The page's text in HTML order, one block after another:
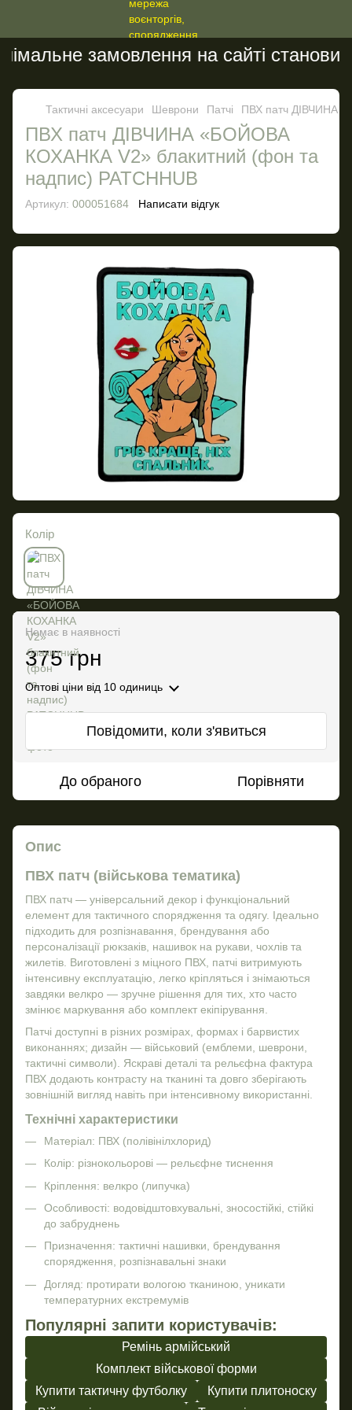
замовлення на сайті становить
Тактичні аксесуари Шеврони Патчі ПВХ патч ДІВЧИНА
ПВХ патч ДІВЧИНА «БОЙОВА
КОХАНКА V2» блакитний (фон та
надпис) PATCHHUB
Артикул: 000051684 Написати відгук
Колір
Немає в наявності
375 грн
Оптові ціни від 10 одиниць
Повідомити, коли з'явиться
До обраного Порівняти
Опис
ПВХ патч (військова тематика)
ПВХ патч — універсальний декор і функціональний
елемент для тактичного спорядження та одягу. Ідеально
підходить для розпізнавання, брендування або
персоналізації рюкзаків, нашивок на рукави, чохлів та
жилетів. Виготовлені з міцного ПВХ, патчі витримують
інтенсивну експлуатацію, легко кріпляться і знімаються
завдяки велкро — зручне рішення для тих, хто часто
змінює маркування або комплект екіпірування.
Патчі доступні в різних розмірах, формах і барвистих
виконаннях; дизайн — військовий (емблеми, шеврони,
тактичні символи). Яскраві деталі та рельєфна фактура
ПВХ додають контрасту на тканині та довго зберігають
зовнішній вигляд навіть при інтенсивному використанні.
Технічні характеристики
Матеріал: ПВХ (полівінілхлорид)
Колір: різнокольорові — рельєфне тиснення
Кріплення: велкро (липучка)
Особливості: водовідштовхувальні, зносостійкі, стійкі
до забруднень
Призначення: тактичні нашивки, брендування
спорядження, розпізнавальні знаки
Догляд: протирати вологою тканиною, уникати
температурних екстремумів
Популярні запити користувачів:
Ремінь армійський
Комплект військової форми
Купити тактичну футболку
Купити плитоноску